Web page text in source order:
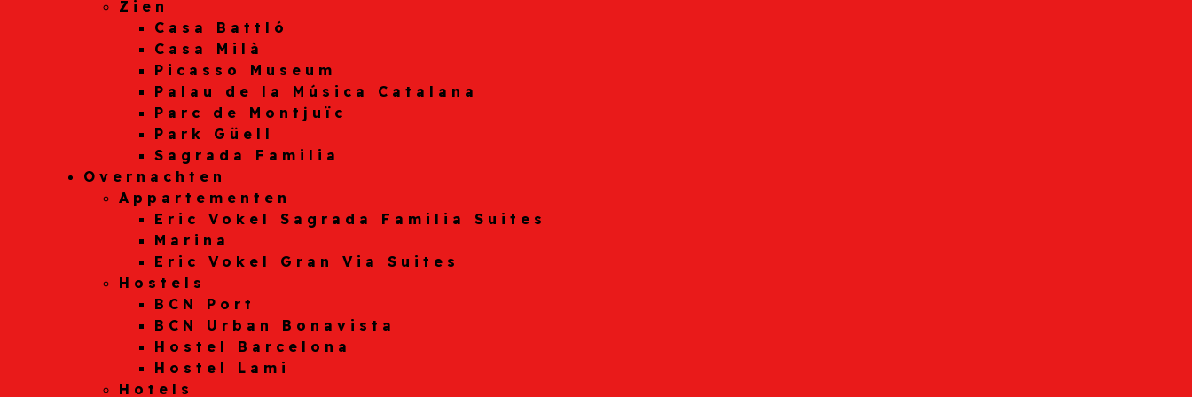
Zien
Casa Battló
Casa Milà
Picasso Museum
Palau de la Música Catalana
Parc de Montjuïc
Park Güell
Sagrada Familia
Overnachten
Appartementen
Eric Vokel Sagrada Familia Suites
Marina
Eric Vokel Gran Via Suites
Hostels
BCN Port
BCN Urban Bonavista
Hostel Barcelona
Hostel Lami
Hotels